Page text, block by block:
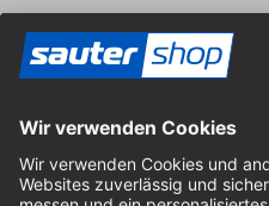
Impressum